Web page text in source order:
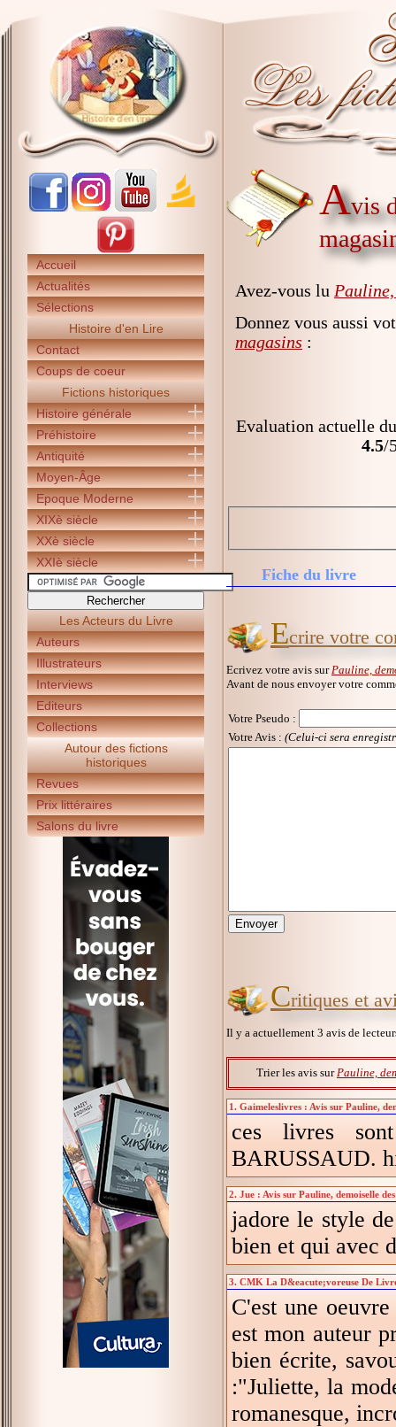
Accueil
Actualités
Sélections
Histoire d'en Lire
Contact
Coups de coeur
Fictions historiques
Histoire générale
Préhistoire
Antiquité
Moyen-Âge
Epoque Moderne
XIXè siècle
XXè siècle
XXIè siècle
Les Acteurs du Livre
Auteurs
Illustrateurs
Interviews
Editeurs
Collections
Autour des fictions
historiques
Revues
Prix littéraires
Salons du livre
Avis
Avez-vous lu
Donnez vous aussi
magasins :
Evaluation actuelle
4.5/
Fiche du livre
Ecrire votre
Ecrivez votre avis sur Pauline,
Avant de nous envoyer votre
Votre Pseudo :
Votre Avis : (Celui-ci sera
Critiques et
Il y a actuellement 3 avis de
Trier les avis sur Pauline,
1. Gaimeleslivres : Avis sur Pauline,
ces livres
BARUSSAUD.
2. Jue : Avis sur Pauline, demoiselle
jadore le style
bien et qui avec
3. CMK La D&eacute;voreuse De
C'est une
est mon auteur
bien écrite,
:"Juliette, la
romanesque,